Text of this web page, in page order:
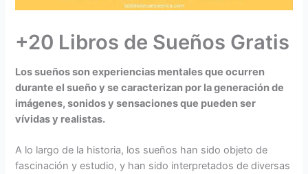
+20 Libros de Sueños Gratis
Los sueños son experiencias mentales que ocurren
durante el sueño y se caracterizan por la generación de
imágenes, sonidos y sensaciones que pueden ser
vívidas y realistas.
A lo largo de la historia, los sueños han sido objeto de
fascinación y estudio, y han sido interpretados de diversas